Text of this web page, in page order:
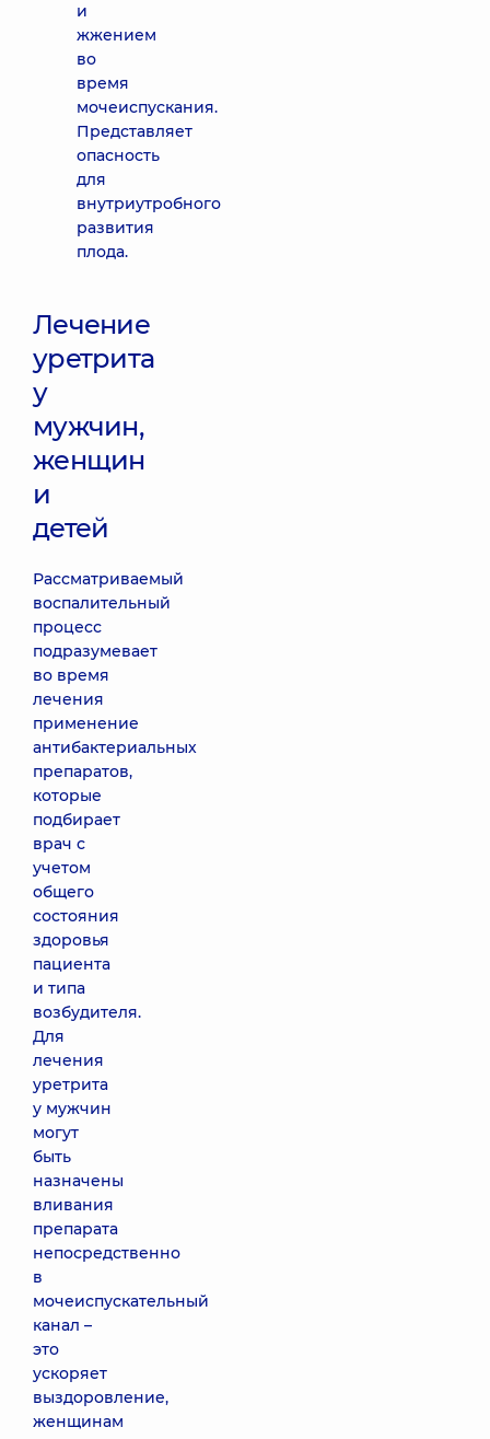
и
жжением
во
время
мочеиспускания.
Представляет
опасность
для
внутриутробного
развития
плода.
Лечение
уретрита
у
мужчин,
женщин
и
детей
Рассматриваемый
воспалительный
процесс
подразумевает
во время
лечения
применение
антибактериальных
препаратов,
которые
подбирает
врач с
учетом
общего
состояния
здоровья
пациента
и типа
возбудителя.
Для
лечения
уретрита
у мужчин
могут
быть
назначены
вливания
препарата
непосредственно
в
мочеиспускательный
канал –
это
ускоряет
выздоровление,
женщинам